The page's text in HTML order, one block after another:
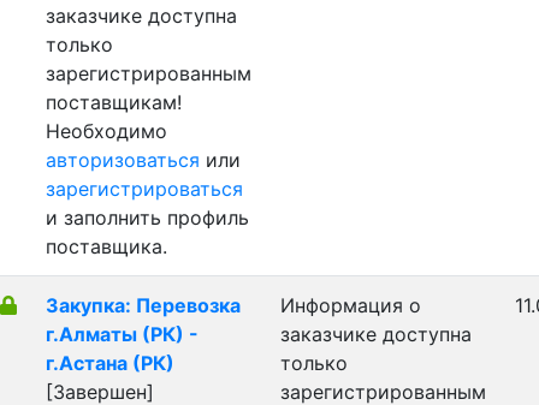
заказчике доступна
только
зарегистрированным
поставщикам!
Необходимо
авторизоваться или
зарегистрироваться
и заполнить профиль
поставщика.
Закупка: Перевозка
г.Алматы (РК) -
г.Астана (РК)
[Завершен]
Информация о
заказчике доступна
только
зарегистрированным